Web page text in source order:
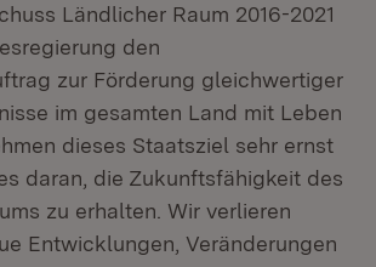
Ländlicher Raum 2016-2021
den
zur Förderung gleichwertiger
im gesamten Land mit Leben
dieses Staatsziel sehr ernst
daran, die Zukunftsfähigkeit des
zu erhalten. Wir verlieren
Entwicklungen, Veränderungen